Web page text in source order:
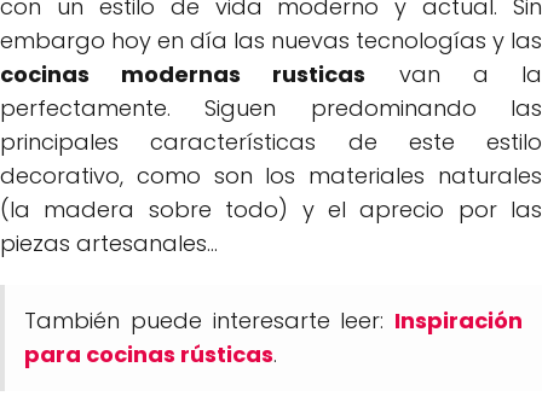
con un estilo de vida moderno y actual. Sin
embargo hoy en día las nuevas tecnologías y las
cocinas modernas rusticas van a la
perfectamente. Siguen predominando las
principales características de este estilo
decorativo, como son los materiales naturales
(la madera sobre todo) y el aprecio por las
piezas artesanales...
También puede interesarte leer: Inspiración
para cocinas rústicas.